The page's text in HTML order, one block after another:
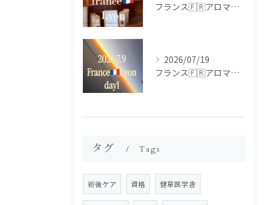
フランス🇫🇷アロマ研修ツアー𝗱𝗮𝘆𝟮
2026/07/19
フランス🇫🇷アロマ研修ツアー𝗱𝗮𝘆𝟭
タグ Tags
術後ケア 資格 健草医学舎